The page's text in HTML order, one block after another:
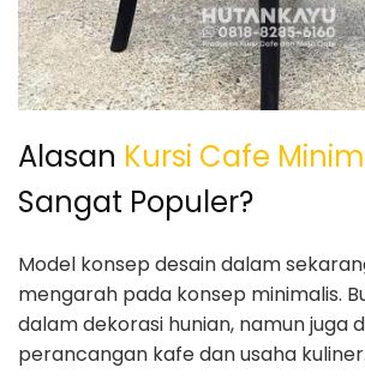
Alasan Kursi Cafe
Sangat Populer?
Model konsep desain dalam
mengarah pada konsep minimalis.
dalam dekorasi hunian, namun juga
perancangan kafe dan usaha kuliner.